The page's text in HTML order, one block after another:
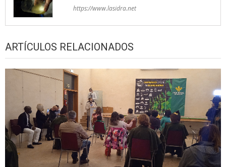
https://www.lasidra.net
ARTÍCULOS RELACIONADOS